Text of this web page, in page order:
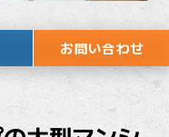
お問い合わせ